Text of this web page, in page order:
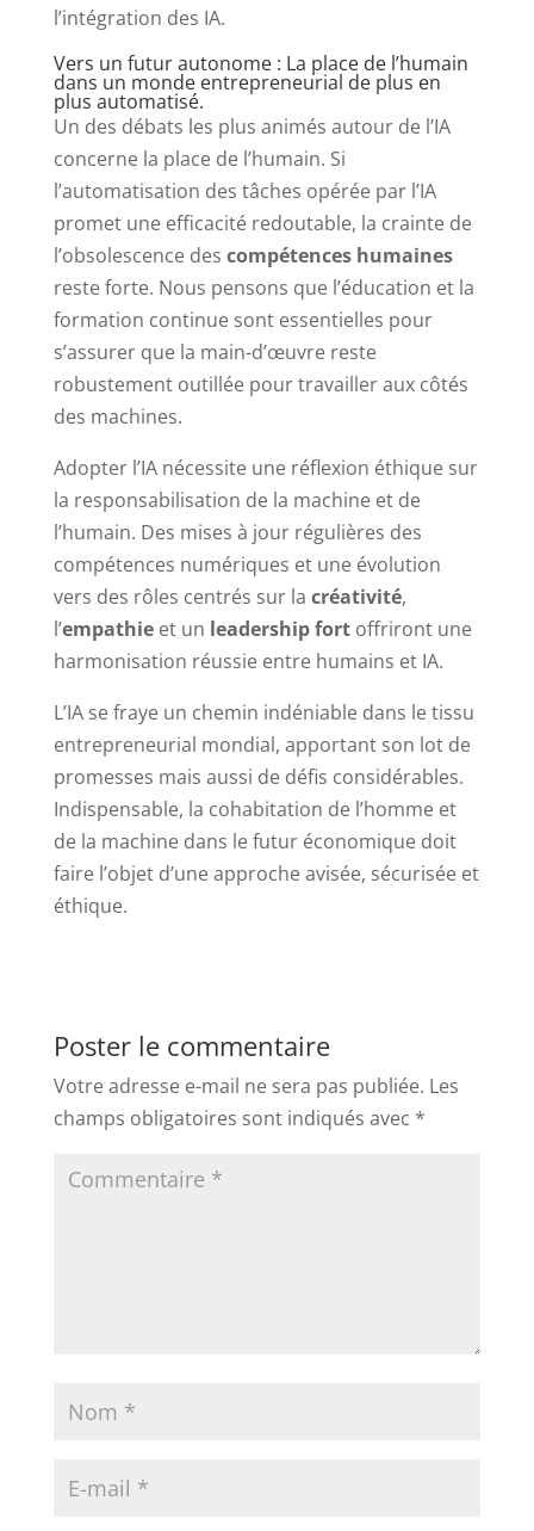
l’intégration des IA.
Vers un futur autonome : La place de l’humain
dans un monde entrepreneurial de plus en
plus automatisé.
Un des débats les plus animés autour de l’IA
concerne la place de l’humain. Si
l’automatisation des tâches opérée par l’IA
promet une efficacité redoutable, la crainte de
l’obsolescence des compétences humaines
reste forte. Nous pensons que l’éducation et la
formation continue sont essentielles pour
s’assurer que la main-d’œuvre reste
robustement outillée pour travailler aux côtés
des machines.
Adopter l’IA nécessite une réflexion éthique sur
la responsabilisation de la machine et de
l’humain. Des mises à jour régulières des
compétences numériques et une évolution
vers des rôles centrés sur la créativité,
l’empathieet un leadership fortoffriront une
harmonisation réussie entre humains et IA.
L’IA se fraye un chemin indéniable dans le tissu
entrepreneurial mondial, apportant son lot de
promesses mais aussi de défis considérables.
Indispensable, la cohabitation de l’homme et
de la machine dans le futur économique doit
faire l’objet d’une approche avisée, sécurisée et
éthique.
Poster le commentaire
Votre adresse e-mail ne sera pas publiée. Les
champs obligatoires sont indiqués avec *